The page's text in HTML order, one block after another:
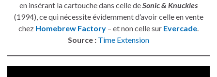
en insérant la cartouche dans celle deSonic & Knuckles
(1994), ce qui nécessite évidemment d’avoir celle en vente
chez Homebrew Factory – et non celle sur Evercade.
Source : Time Extension